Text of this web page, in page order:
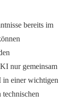
bereits im
nur gemeinsam
in einer wichtigen